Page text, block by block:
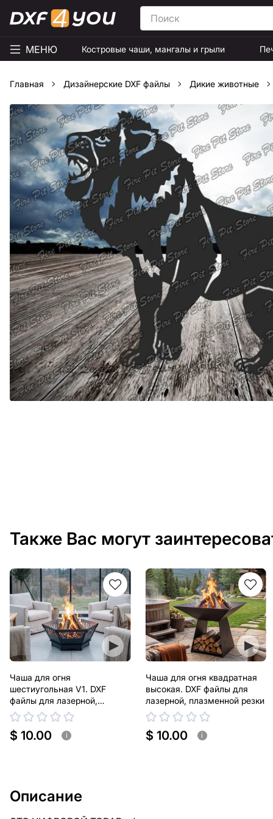
МЕНЮ Костровые чаши, мангалы и грыли
Главная Дизайнерские DXF файлы Дикие животные
Также Вас могут
Чаша для огня
шестиугольная V1. DXF
файлы для лазерной,
плазменной резки
$ 10.00 i
Чаша для огня квадратная
высокая. DXF файлы для
лазерной, плазменной резки
$ 10.00 i
Описание